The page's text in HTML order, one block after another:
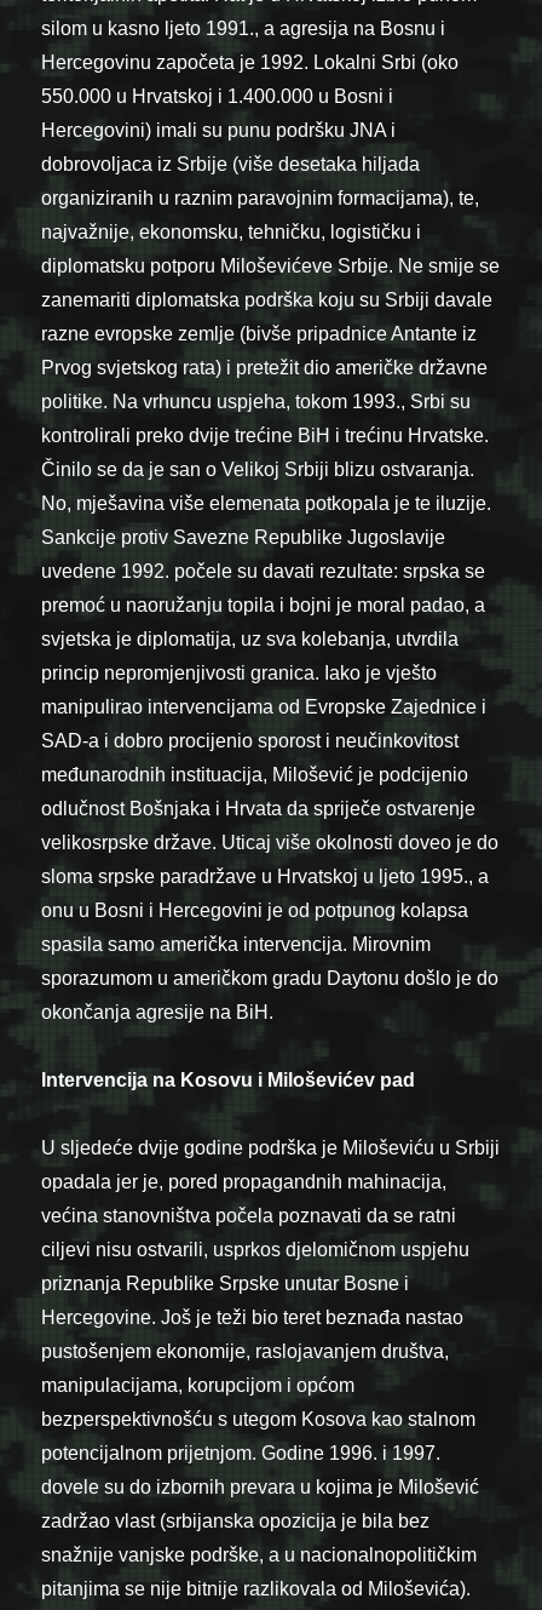
silom u kasno ljeto 1991., a agresija na Bosnu i
Hercegovinu započeta je 1992. Lokalni Srbi (oko
550.000 u Hrvatskoj i 1.400.000 u Bosni i
Hercegovini) imali su punu podršku JNA i
dobrovoljaca iz Srbije (više desetaka hiljada
organiziranih u raznim paravojnim formacijama), te,
najvažnije, ekonomsku, tehničku, logističku i
diplomatsku potporu Miloševićeve Srbije. Ne smije se
zanemariti diplomatska podrška koju su Srbiji davale
razne evropske zemlje (bivše pripadnice Antante iz
Prvog svjetskog rata) i pretežit dio američke državne
politike. Na vrhuncu uspjeha, tokom 1993., Srbi su
kontrolirali preko dvije trećine BiH i trećinu Hrvatske.
Činilo se da je san o Velikoj Srbiji blizu ostvaranja.
No, mješavina više elemenata potkopala je te iluzije.
Sankcije protiv Savezne Republike Jugoslavije
uvedene 1992. počele su davati rezultate: srpska se
premoć u naoružanju topila i bojni je moral padao, a
svjetska je diplomatija, uz sva kolebanja, utvrdila
princip nepromjenjivosti granica. Iako je vješto
manipulirao intervencijama od Evropske Zajednice i
SAD-a i dobro procijenio sporost i neučinkovitost
međunarodnih instituacija, Milošević je podcijenio
odlučnost Bošnjaka i Hrvata da spriječe ostvarenje
velikosrpske države. Uticaj više okolnosti doveo je do
sloma srpske paradržave u Hrvatskoj u ljeto 1995., a
onu u Bosni i Hercegovini je od potpunog kolapsa
spasila samo američka intervencija. Mirovnim
sporazumom u američkom gradu Daytonu došlo je do
okončanja agresije na BiH.
Intervencija na Kosovu i Miloševićev pad
U sljedeće dvije godine podrška je Miloševiću u Srbiji
opadala jer je, pored propagandnih mahinacija,
većina stanovništva počela poznavati da se ratni
ciljevi nisu ostvarili, usprkos djelomičnom uspjehu
priznanja Republike Srpske unutar Bosne i
Hercegovine. Još je teži bio teret beznađa nastao
pustošenjem ekonomije, raslojavanjem društva,
manipulacijama, korupcijom i općom
bezperspektivnošću s utegom Kosova kao stalnom
potencijalnom prijetnjom. Godine 1996. i 1997.
dovele su do izbornih prevara u kojima je Milošević
zadržao vlast (srbijanska opozicija je bila bez
snažnije vanjske podrške, a u nacionalnopolitičkim
pitanjima se nije bitnije razlikovala od Miloševića).